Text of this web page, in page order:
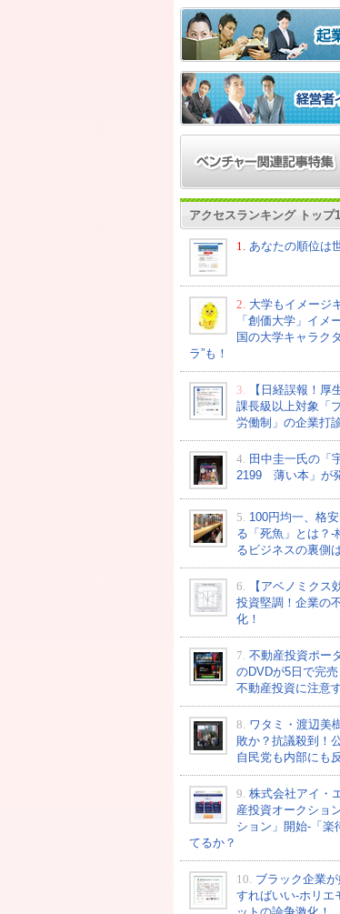
アクセスランキング トップ
1. あなたの順位は
2. 大学もイメージ
「創価大学」イメ
国の大学キャラク
ラ”も！
3.
【日経誤報！厚
課長級以上対象「
労働制」の企業打
4. 田中圭一氏の「
2199 薄い本」が
5. 100円均一、格
る「死魚」とは？-
るビジネスの裏側
6.
【アベノミクス
投資堅調！企業の
化！
7. 不動産投資ポー
のDVDが5日で完
不動産投資に注意
8. ワタミ・渡辺美
敗か？抗議殺到！
自民党も内部にも
9. 株式会社アイ・
産投資オークショ
ション」開始-「楽
てるか？
10. ブラック企業
すればいい-ホリエ
ットの論争激化！